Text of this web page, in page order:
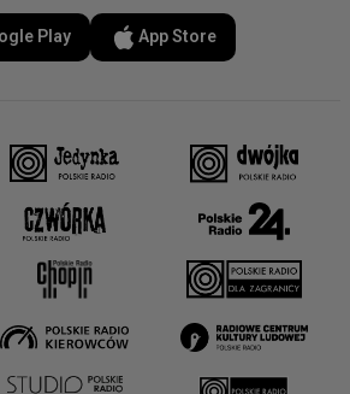
Play App Store